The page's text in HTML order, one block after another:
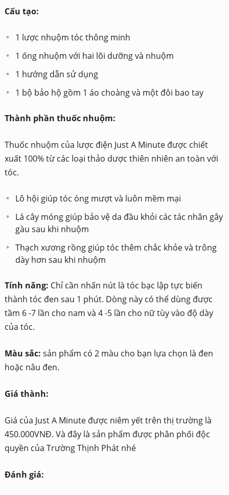
Cấu tạo:
1 lược nhuộm tóc thông minh
1 ống nhuộm với hai lõi dưỡng và nhuộm
1 hướng dẫn sử dụng
1 bộ bảo hộ gồm 1 áo choàng và một đôi bao tay
Thành phần thuốc nhuộm:
Thuốc nhuộm của lược điện Just A Minute được chiết
xuất 100% từ các loại thảo dược thiên nhiên an toàn với
tóc.
Lô hội giúp tóc óng mượt và luôn mềm mại
Lá cây móng giúp bảo vệ da đầu khỏi các tác nhân gây
gàu sau khi nhuộm
Thạch xương rồng giúp tóc thêm chắc khỏe và trông
dày hơn sau khi nhuộm
Tính năng: Chỉ cần nhấn nút là tóc bạc lập tực biến
thành tóc đen sau 1 phút. Dòng này có thể dùng được
tầm 6 -7 lần cho nam và 4 -5 lần cho nữ tùy vào độ dày
của tóc.
Màu sắc: sản phẩm có 2 màu cho bạn lựa chọn là đen
hoặc nâu đen.
Giá thành:
Giá của Just A Minute được niêm yết trên thị trường là
450.000VNĐ. Và đây là sản phẩm được phân phối độc
quyền của Trường Thịnh Phát nhé
Đánh giá: